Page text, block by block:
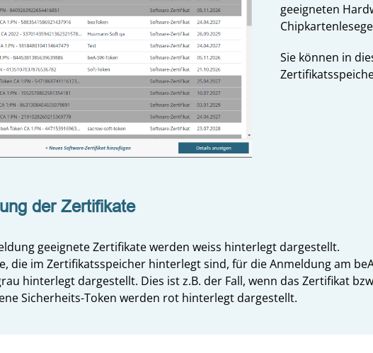
geeigneten
Sie können in
der Zertifikate
geeignete Zertifikate werden weiss hinterlegt dargestellt.
die im Zertifikatsspeicher hinterlegt sind, für die Anmeldung am
hinterlegt dargestellt. Dies ist z.B. der Fall, wenn das Zertifikat
Sicherheits-Token werden rot hinterlegt dargestellt.